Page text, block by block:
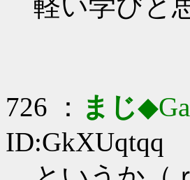
726 ： まじ
ID:GkXUqtqq